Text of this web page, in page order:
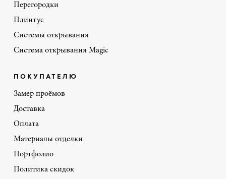
Перегородки
Плинтус
Системы открывания
Система открывания Magic
ПОКУПАТЕЛЮ
Замер проёмов
Доставка
Оплата
Материалы отделки
Портфолио
Политика скидок